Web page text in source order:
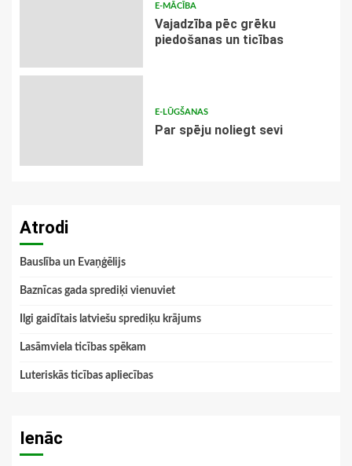
E-MĀCĪBA
Vajadzība pēc grēku
piedošanas un ticības
E-LŪGŠANAS
Par spēju noliegt sevi
Atrodi
Bauslība un Evaņģēlijs
Baznīcas gada sprediķi vienuviet
Ilgi gaidītais latviešu sprediķu krājums
Lasāmviela ticības spēkam
Luteriskās ticības apliecības
Ienāc